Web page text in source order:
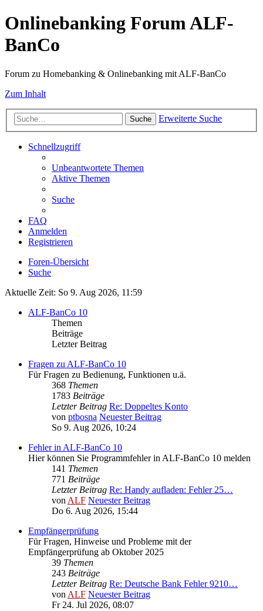
Onlinebanking Forum ALF-
BanCo
Forum zu Homebanking & Onlinebanking mit ALF-BanCo
Zum Inhalt
Suche Erweiterte Suche
Schnellzugriff
Unbeantwortete Themen
Aktive Themen
Suche
FAQ
Anmelden
Registrieren
Foren-Übersicht
Suche
Aktuelle Zeit: So 9. Aug 2026, 11:59
ALF-BanCo 10
Themen
Beiträge
Letzter Beitrag
Fragen zu ALF-BanCo 10
Für Fragen zu Bedienung, Funktionen u.ä.
368 Themen
1783 Beiträge
Letzter Beitrag Re: Doppeltes Konto
von ptbosna Neuester Beitrag
So 9. Aug 2026, 10:24
Fehler in ALF-BanCo 10
Hier können Sie Programmfehler in ALF-BanCo 10 melden
141 Themen
771 Beiträge
Letzter Beitrag Re: Handy aufladen: Fehler 25…
vonALF Neuester Beitrag
Do 6. Aug 2026, 15:44
Empfängerprüfung
Für Fragen, Hinweise und Probleme mit der
Empfängerprüfung ab Oktober 2025
39 Themen
243 Beiträge
Letzter Beitrag Re: Deutsche Bank Fehler 9210…
vonALF Neuester Beitrag
Fr 24. Jul 2026, 08:07